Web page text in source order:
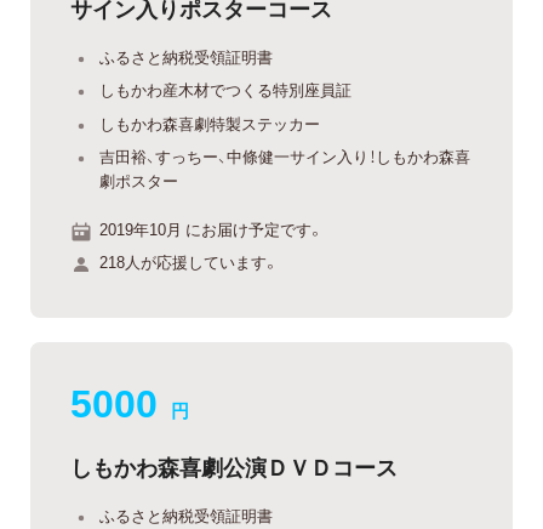
サイン入りポスターコース
ふるさと納税受領証明書
しもかわ産木材でつくる特別座員証
しもかわ森喜劇特製ステッカー
吉田裕、すっちー、中條健一サイン入り！しもかわ森喜
劇ポスター
2019年10月 にお届け予定です。
218人が応援しています。
5000 円
しもかわ森喜劇公演ＤＶＤコース
ふるさと納税受領証明書